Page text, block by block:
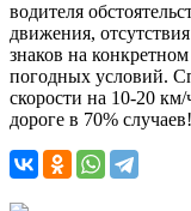
водителя
движения,
знаков на
погодных условий.
скорости на 10-20 км/
дороге в 70% случаев!